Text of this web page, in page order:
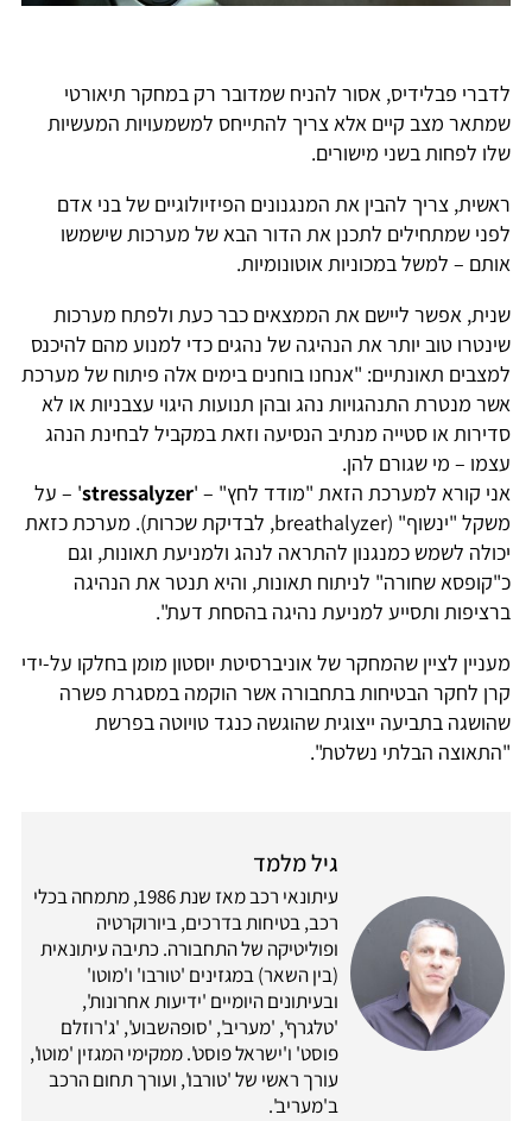
לדברי פבלידיס, אסור להניח שמדובר רק במחקר תיאורטי
שמתאר מצב קיים אלא צריך להתייחס למשמעויות המעשיות
שלו לפחות בשני מישורים.
ראשית, צריך להבין את המנגנונים הפיזיולוגיים של בני אדם
לפני שמתחילים לתכנן את הדור הבא של מערכות שישמשו
אותם – למשל במכוניות אוטונומיות.
שנית, אפשר ליישם את הממצאים כבר כעת ולפתח מערכות
שינטרו טוב יותר את הנהיגה של נהגים כדי למנוע מהם להיכנס
למצבים תאונתיים: "אנחנו בוחנים בימים אלה פיתוח של מערכת
אשר מנטרת התנהגויות נהג ובהן תנועות היגוי עצבניות או לא
סדירות או סטייה מנתיב הנסיעה וזאת במקביל לבחינת הנהג
עצמו – מי שגורם להן.
אני קורא למערכת הזאת "מודד לחץ" – 'stressalyzer' – על
משקל "ינשוף" (breathalyzer, לבדיקת שכרות). מערכת כזאת
יכולה לשמש כמנגנון להתראה לנהג ולמניעת תאונות, וגם
כ"קופסא שחורה" לניתוח תאונות, והיא תנטר את הנהיגה
ברציפות ותסייע למניעת נהיגה בהסחת דעת".
מעניין לציין שהמחקר של אוניברסיטת יוסטון מומן בחלקו על-ידי
קרן לחקר הבטיחות בתחבורה אשר הוקמה במסגרת פשרה
שהושגה בתביעה ייצוגית שהוגשה כנגד טויוטה בפרשת
"התאוצה הבלתי נשלטת".
גיל מלמד
עיתונאי רכב מאז שנת 1986, מתמחה בכלי
רכב, בטיחות בדרכים, ביורוקרטיה
ופוליטיקה של התחבורה. כתיבה עיתונאית
(בין השאר) במגזינים 'טורבו' ו'מוטו'
ובעיתונים היומיים 'ידיעות אחרונות',
'טלגרף', 'מעריב', 'סופהשבוע', 'ג'רוזלם
פוסט' ו'ישראל פוסט'. ממקימי המגזין 'מוטו',
עורך ראשי של 'טורבו', ועורך תחום הרכב
ב'מעריב'.